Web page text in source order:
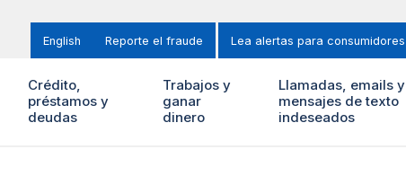
English Reporte el fraude Lea alertas para consumidores
Crédito,
préstamos y
deudas
Trabajos y
ganar
dinero
Llamadas, emails y
mensajes de texto
indeseados